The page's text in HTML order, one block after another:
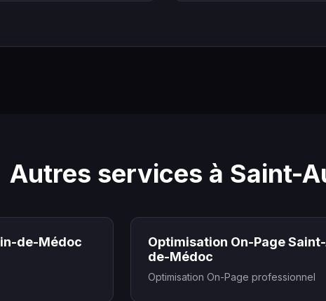
Autres services à Saint-
de-Médoc
Optimisation On-Page
de-Médoc
Optimisation On-Page professionnel